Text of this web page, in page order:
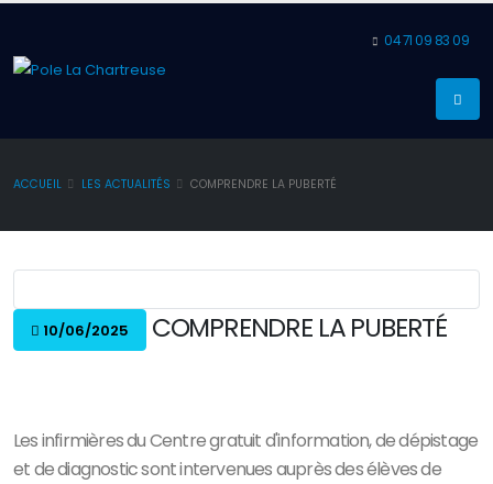
04 71 09 83 09
ACCUEIL LES ACTUALITÉS COMPRENDRE LA PUBERTÉ
10/06/2025 COMPRENDRE LA PUBERTÉ
Les infirmières du Centre gratuit d'information, de dépistage
et de diagnostic sont intervenues auprès des élèves de